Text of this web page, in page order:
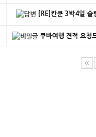
[RE]칸쿤 3박4일 슬
쿠바여행 견적 요청